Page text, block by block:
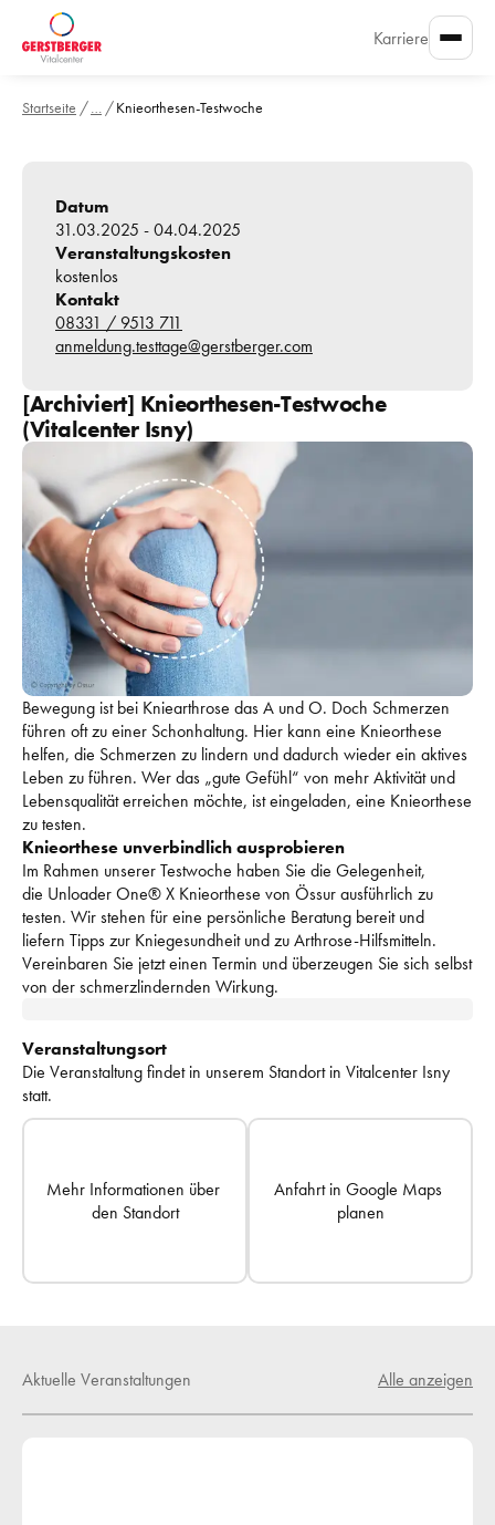
Karriere
Startseite /… /Knieorthesen-Testwoche
[Archiviert] Knieorthesen-Testwoche
(Vitalcenter Isny)
Bewegung ist bei Kniearthrose das A und O. Doch Schmerzen
führen oft zu einer Schonhaltung. Hier kann eine Knieorthese
helfen, die Schmerzen zu lindern und dadurch wieder ein aktives
Leben zu führen. Wer das „gute Gefühl“ von mehr Aktivität und
Lebensqualität erreichen möchte, ist eingeladen, eine Knieorthese
zu testen.
Knieorthese unverbindlich ausprobieren
Im Rahmen unserer Testwoche haben Sie die Gelegenheit,
die Unloader One® X Knieorthese von Össur ausführlich zu
testen. Wir stehen für eine persönliche Beratung bereit und
liefern Tipps zur Kniegesundheit und zu Arthrose-Hilfsmitteln.
Vereinbaren Sie jetzt einen Termin und überzeugen Sie sich selbst
von der schmerzlindernden Wirkung.
Veranstaltungsort
Die Veranstaltung findet in unserem Standort in Vitalcenter Isny
statt.
Mehr Informationen über
den Standort
Anfahrt in Google Maps
planen
Datum
31.03.2025 -04.04.2025
Veranstaltungskosten
kostenlos
Kontakt
08331 / 9513 711
anmeldung.testtage@gerstberger.com
Aktuelle Veranstaltungen Alle anzeigen